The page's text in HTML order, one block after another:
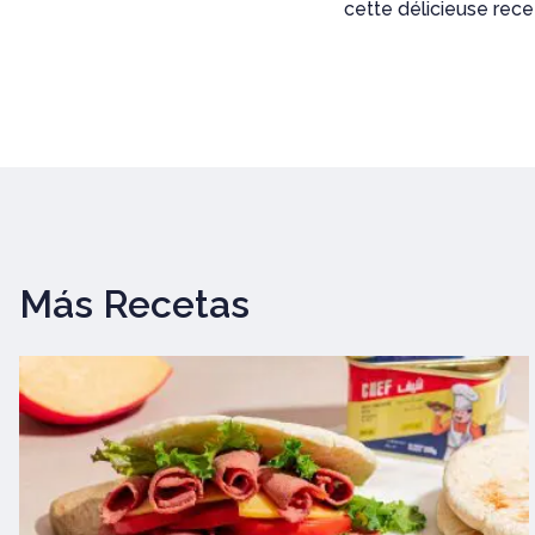
cette délicieuse
Más Recetas